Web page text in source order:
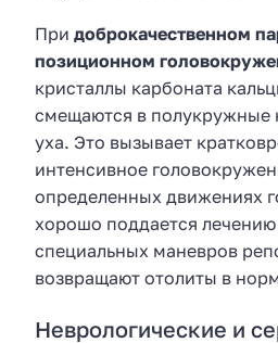
При доброкачественном
позиционном
кристаллы карбоната
смещаются в полукружные
уха. Это вызывает
интенсивное
определенных движениях
хорошо поддается
специальных маневров
возвращают отолиты в
Неврологические и